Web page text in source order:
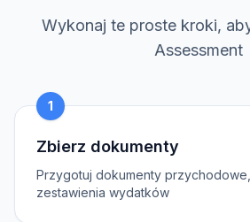
Wykonaj te proste kroki,
Assessment
1
Zbierz dokumenty
Przygotuj dokumenty
zestawienia wydatków